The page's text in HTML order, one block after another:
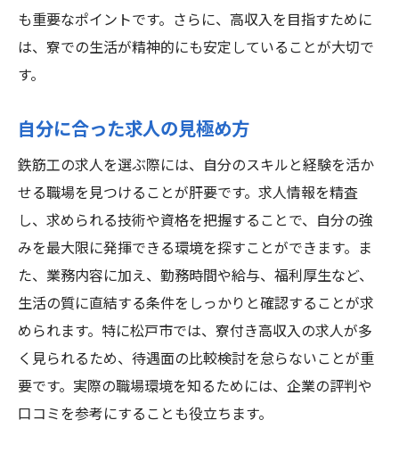
も重要なポイントです。さらに、高収入を目指すために
は、寮での生活が精神的にも安定していることが大切で
す。
自分に合った求人の見極め方
鉄筋工の求人を選ぶ際には、自分のスキルと経験を活か
せる職場を見つけることが肝要です。求人情報を精査
し、求められる技術や資格を把握することで、自分の強
みを最大限に発揮できる環境を探すことができます。ま
た、業務内容に加え、勤務時間や給与、福利厚生など、
生活の質に直結する条件をしっかりと確認することが求
められます。特に松戸市では、寮付き高収入の求人が多
く見られるため、待遇面の比較検討を怠らないことが重
要です。実際の職場環境を知るためには、企業の評判や
口コミを参考にすることも役立ちます。